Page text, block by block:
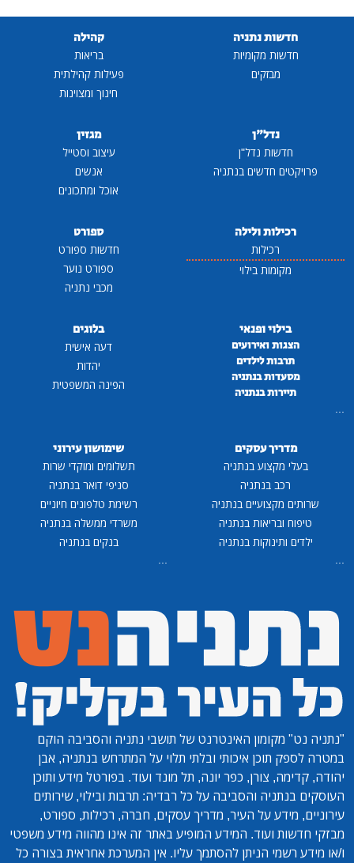
חדשות נתניה
חדשות מקומיות
מבזקים
קהילה
בריאות
פעילות קהילתית
חינוך ומצוינות
נדל"ן
חדשות נדל"ן
פרויקטים חדשים בנתניה
מגזין
עיצוב וסטייל
אנשים
אוכל ומתכונים
רכילות ולילה
רכילות
מקומות בילוי
ספורט
חדשות ספורט
ספורט נוער
מכבי נתניה
בילוי ופנאי
הצגות ואירועים
תרבות לילדים
מסעדות בנתניה
תיירות בנתניה
בלוגים
דעה אישית
יהדות
הפינה המשפטית
מדריך עסקים
בעלי מקצוע בנתניה
רכב בנתניה
שרותים מקצועיים בנתניה
טיפוח ובריאות בנתניה
ילדים ותינוקות בנתניה
שימושון עירוני
תשלומים ומוקדי שרות
סניפי דואר בנתניה
רשימת טלפונים חיוניים
משרדי ממשלה בנתניה
בנקים בנתניה
"נתניה נט" מקומון האינטרנט של תושבי נתניה והסביבה הוקם
במטרה לספק תוכן איכותי ובלתי תלוי על המתרחש בנתניה, אבן
יהודה, קדימה, צורן, כפר יונה, תל מונד ועוד. בפורטל מידע ותוכן
העוסקים בנתניה והסביבה על כל רבדיה: תרבות ובילוי, שירותים
עירוניים, מידע על העיר, מדריך עסקים, חברה, רכילות, ספורט,
מבזקי חדשות ועוד. המידע המופיע באתר זה אינו מהווה מידע משפטי
ו/או מידע רשמי הניתן להסתמך עליו. אין המערכת אחראית בצורה כל